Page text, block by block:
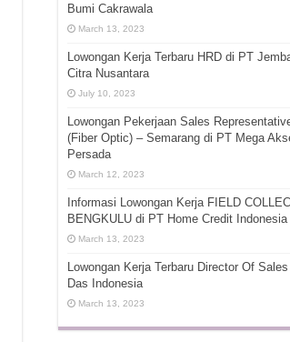
Bumi Cakrawala
March 13, 2023
Lowongan Kerja Terbaru HRD di PT
Citra Nusantara
July 10, 2023
Lowongan Pekerjaan Sales
(Fiber Optic) – Semarang di PT Mega
Persada
March 12, 2023
Informasi Lowongan Kerja FIELD
BENGKULU di PT Home Credit Indonesia
March 13, 2023
Lowongan Kerja Terbaru Director Of
Das Indonesia
March 13, 2023